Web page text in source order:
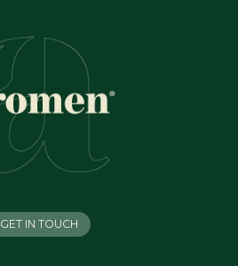
GET IN TOUCH